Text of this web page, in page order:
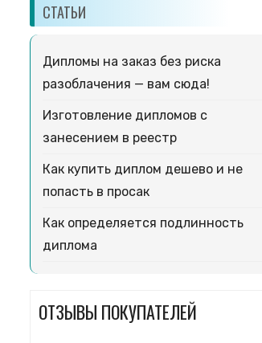
СТАТЬИ
Дипломы на заказ без риска
разоблачения — вам сюда!
Изготовление дипломов с
занесением в реестр
Как купить диплом дешево и не
попасть в просак
Как определяется подлинность
диплома
ОТЗЫВЫ ПОКУПАТЕЛЕЙ